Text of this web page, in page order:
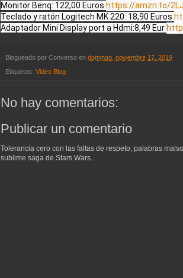
Monitor Benq: 122,00 Euros https://amzn.to/
Teclado y ratón Logitech MK 220: 18,90 Euros
Adaptador Mini Display port a Hdmi:8,49 Eur
Blogueado por Converso en domingo, noviembre 17, 2019
Etiquetas: Video Blog
No hay comentarios:
Publicar un comentario
Tolerancia cero con las faltas de respeto, palabras
sublime saga de Stars Wars..